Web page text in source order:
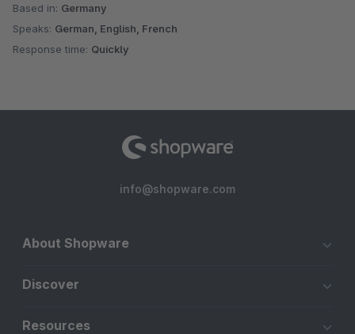
documents: go to deliveryNote [] []
einen Fehler, der mit unserem Plugin nichts zu sehen hat.
Based in: Germany
Speaks: German, English, French
Response time: Quickly
info@shopware.com
About Shopware
Discover
Resources